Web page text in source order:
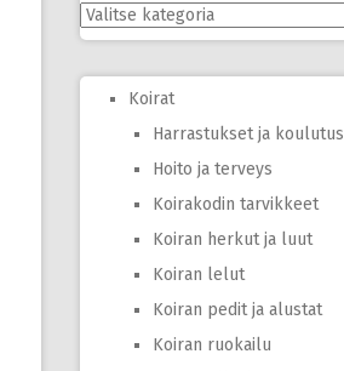
Kategoriat
Koirat
Harrastukset ja koulutus
Hoito ja terveys
Koirakodin tarvikkeet
Koiran herkut ja luut
Koiran lelut
Koiran pedit ja alustat
Koiran ruokailu